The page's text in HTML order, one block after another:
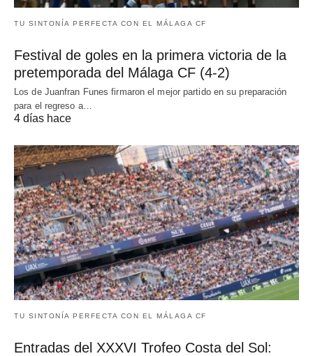
TU SINTONÍA PERFECTA CON EL MÁLAGA CF
Festival de goles en la primera victoria de la
pretemporada del Málaga CF (4-2)
Los de Juanfran Funes firmaron el mejor partido en su preparación
para el regreso a…
4 días hace
TU SINTONÍA PERFECTA CON EL MÁLAGA CF
Entradas del XXXVI Trofeo Costa del Sol: